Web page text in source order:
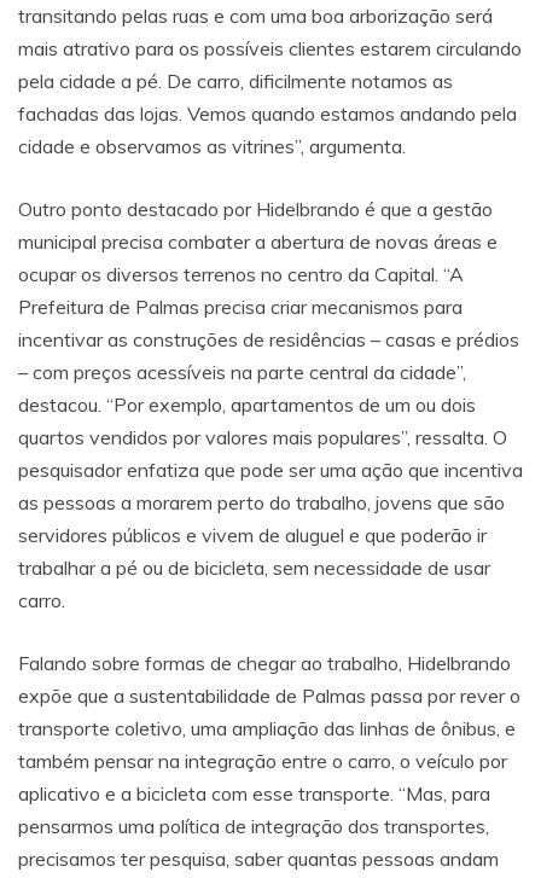
transitando pelas ruas e com uma boa arborização será
mais atrativo para os possíveis clientes estarem circulando
pela cidade a pé. De carro, dificilmente notamos as
fachadas das lojas. Vemos quando estamos andando pela
cidade e observamos as vitrines”, argumenta.
Outro ponto destacado por Hidelbrando é que a gestão
municipal precisa combater a abertura de novas áreas e
ocupar os diversos terrenos no centro da Capital. “A
Prefeitura de Palmas precisa criar mecanismos para
incentivar as construções de residências – casas e prédios
– com preços acessíveis na parte central da cidade”,
destacou. “Por exemplo, apartamentos de um ou dois
quartos vendidos por valores mais populares”, ressalta. O
pesquisador enfatiza que pode ser uma ação que incentiva
as pessoas a morarem perto do trabalho, jovens que são
servidores públicos e vivem de aluguel e que poderão ir
trabalhar a pé ou de bicicleta, sem necessidade de usar
carro.
Falando sobre formas de chegar ao trabalho, Hidelbrando
expõe que a sustentabilidade de Palmas passa por rever o
transporte coletivo, uma ampliação das linhas de ônibus, e
também pensar na integração entre o carro, o veículo por
aplicativo e a bicicleta com esse transporte. “Mas, para
pensarmos uma política de integração dos transportes,
precisamos ter pesquisa, saber quantas pessoas andam